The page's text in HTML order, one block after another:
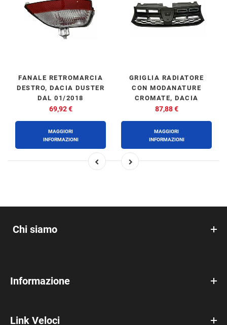
FANALE RETROMARCIA
DESTRO, DACIA DUSTER
DAL 01/2018
69,92 €
MAGGIORI
INFORMAZIONI
GRIGLIA RADIATORE
CON MODANATURE
CROMATE, DACIA
SANDERO STEPWAY DAL
87,88 €
MAGGIORI
INFORMAZIONI
Chi siamo
Informazione
Link Veloci